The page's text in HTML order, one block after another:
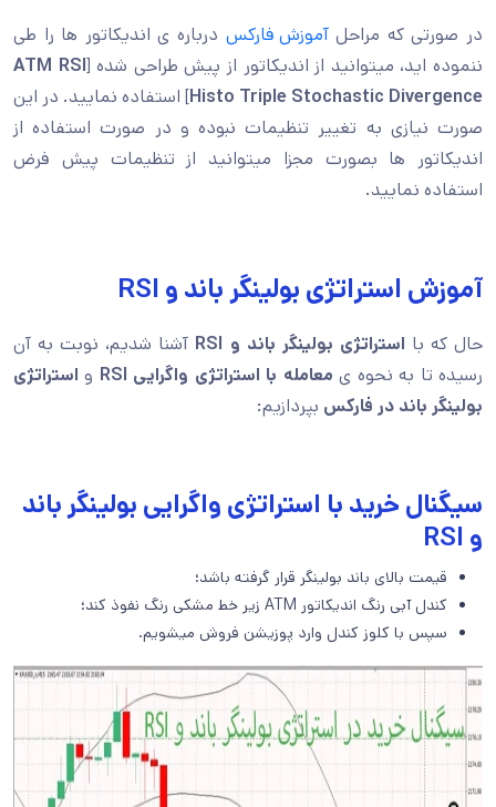
در صورتی که مراحلآموزش فارکس درباره ی اندیکاتور ها را طی
ننموده اید، میتوانید از اندیکاتور از پیش طراحی شده [ATM RSI
Histo Triple Stochastic Divergence] استفاده نمایید. در این
صورت نیازی به تغییر تنظیمات نبوده و در صورت استفاده از
اندیکاتور ها بصورت مجزا میتوانید از تنظیمات پیش فرض
استفاده نمایید.
آموزش استراتژی بولینگر باند و RSI
حال که با استراتژی بولینگر باند و RSI
آشنا شدیم، نوبت به آن
رسیده تا به نحوه ی معامله با استراتژی واگرایی RSI و استراتژی
بولینگر باند در فارکس بپردازیم:
سیگنال خرید با استراتژی واگرایی بولینگر باند
و RSI
قیمت بالای باند بولینگر قرار گرفته باشد؛
کندل آبی رنگ اندیکاتور ATM زیر خط مشکی رنگ نفوذ کند؛
سپس با کلوز کندل وارد پوزیشن فروش میشویم.